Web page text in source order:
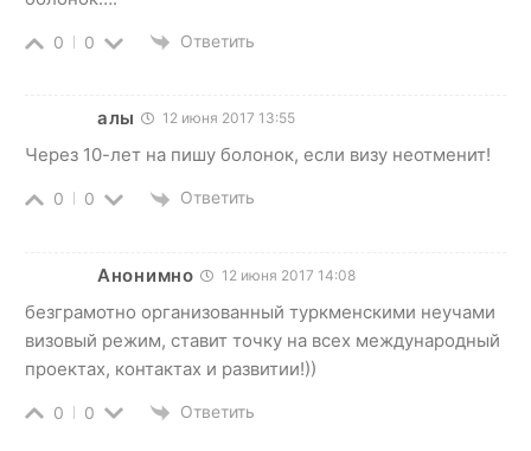
0 0 Ответить
алы 12 июня 2017 13:55
Через 10-лет на пишу болонок, если визу неотменит!
0 0 Ответить
Анонимно 12 июня 2017 14:08
безграмотно организованный туркменскими неучами
визовый режим, ставит точку на всех международный
проектах, контактах и развитии!))
0 0 Ответить